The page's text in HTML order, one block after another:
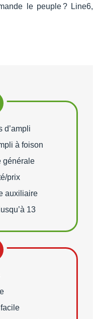
le peuple ? Line6,
d’ampli
à foison
générale
prix
auxiliaire
13
facile